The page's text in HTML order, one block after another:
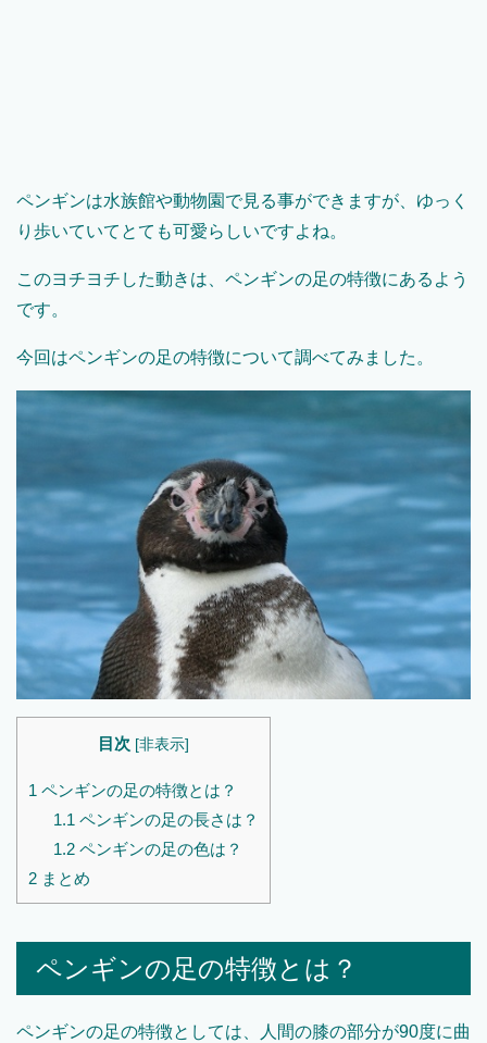
ペンギンは水族館や動物園で見る事ができますが、ゆっく
り歩いていてとても可愛らしいですよね。
このヨチヨチした動きは、ペンギンの足の特徴にあるよう
です。
今回はペンギンの足の特徴について調べてみました。
目次 [非表示]
1 ペンギンの足の特徴とは？
1.1 ペンギンの足の長さは？
1.2ペンギンの足の色は？
2 まとめ
ペンギンの足の特徴とは？
ペンギンの足の特徴としては、人間の膝の部分が90度に曲